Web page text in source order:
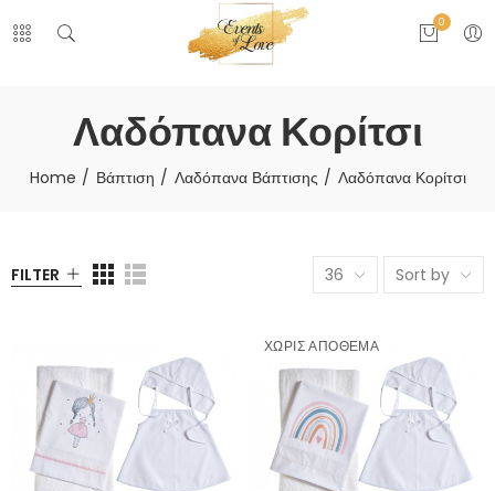
0
Λαδόπανα Κορίτσι
Home Βάπτιση Λαδόπανα Βάπτισης Λαδόπανα Κορίτσι
FILTER 36 Sort by
ΧΩΡΊΣ ΑΠΌΘΕΜΑ